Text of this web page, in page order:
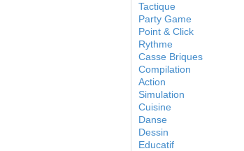
Tactique
Party Game
Point & Click
Rythme
Casse Briques
Compilation
Action
Simulation
Cuisine
Danse
Dessin
Educatif